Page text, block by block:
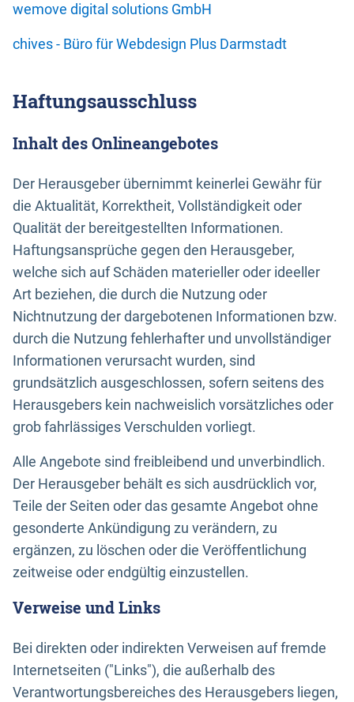
wemove digital solutions GmbH
chives - Büro für Webdesign Plus Darmstadt
Haftungsausschluss
Inhalt des Onlineangebotes
Der Herausgeber übernimmt keinerlei Gewähr für
die Aktualität, Korrektheit, Vollständigkeit oder
Qualität der bereitgestellten Informationen.
Haftungsansprüche gegen den Herausgeber,
welche sich auf Schäden materieller oder ideeller
Art beziehen, die durch die Nutzung oder
Nichtnutzung der dargebotenen Informationen bzw.
durch die Nutzung fehlerhafter und unvollständiger
Informationen verursacht wurden, sind
grundsätzlich ausgeschlossen, sofern seitens des
Herausgebers kein nachweislich vorsätzliches oder
grob fahrlässiges Verschulden vorliegt.
Alle Angebote sind freibleibend und unverbindlich.
Der Herausgeber behält es sich ausdrücklich vor,
Teile der Seiten oder das gesamte Angebot ohne
gesonderte Ankündigung zu verändern, zu
ergänzen, zu löschen oder die Veröffentlichung
zeitweise oder endgültig einzustellen.
Verweise und Links
Bei direkten oder indirekten Verweisen auf fremde
Internetseiten ("Links"), die außerhalb des
Verantwortungsbereiches des Herausgebers liegen,